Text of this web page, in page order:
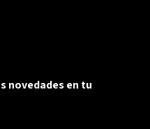
novedades en tu